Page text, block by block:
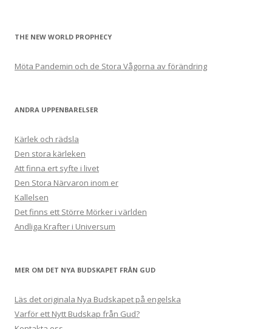
THE NEW WORLD PROPHECY
Möta Pandemin och de Stora Vågorna av förändring
ANDRA UPPENBARELSER
Kärlek och rädsla
Den stora kärleken
Att finna ert syfte i livet
Den Stora Närvaron inom er
Kallelsen
Det finns ett Större Mörker i världen
Andliga Krafter i Universum
MER OM DET NYA BUDSKAPET FRÅN GUD
Läs det originala Nya Budskapet på engelska
Varför ett Nytt Budskap från Gud?